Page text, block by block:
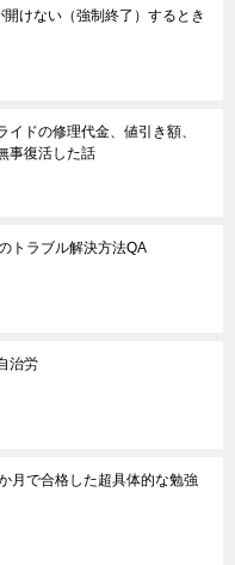
開けない（強制終了）するとき
ドの修理代金、値引き額、
事復活した話
トラブル解決方法QA
治労
月で合格した超具体的な勉強